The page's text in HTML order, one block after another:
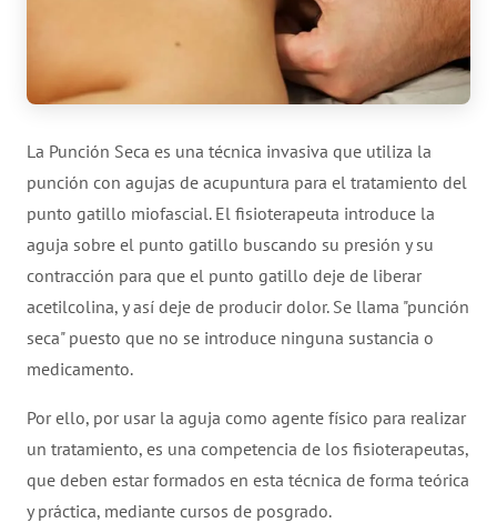
La Punción Seca es una técnica invasiva que utiliza la
punción con agujas de acupuntura para el tratamiento del
punto gatillo miofascial. El fisioterapeuta introduce la
aguja sobre el punto gatillo buscando su presión y su
contracción para que el punto gatillo deje de liberar
acetilcolina, y así deje de producir dolor. Se llama "punción
seca" puesto que no se introduce ninguna sustancia o
medicamento.
Por ello, por usar la aguja como agente físico para realizar
un tratamiento, es una competencia de los fisioterapeutas,
que deben estar formados en esta técnica de forma teórica
y práctica, mediante cursos de posgrado.